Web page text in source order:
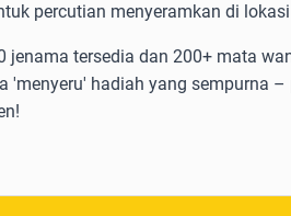
percutian menyeramkan di
jenama tersedia dan 200+ mata
'menyeru' hadiah yang sempurna